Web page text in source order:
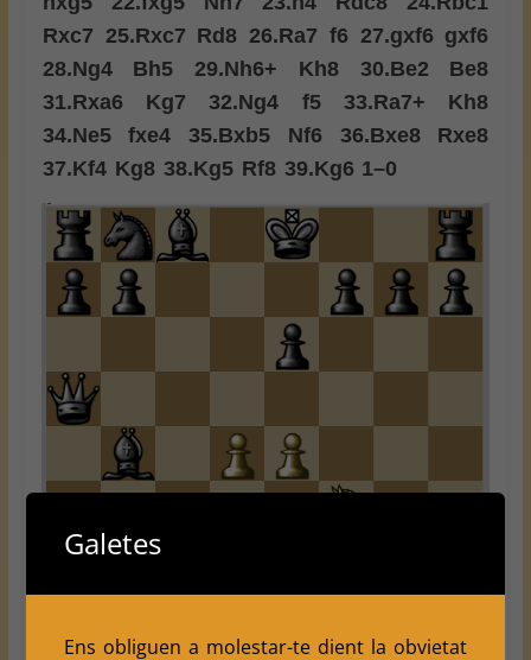
Rxc7 25.Rxc7 Rd8 26.Ra7 f6 27.gxf6 gxf6
28.Ng4 Bh5 29.Nh6+ Kh8 30.Be2
Be8
31.Rxa6 Kg7 32.Ng4 f5 33.Ra7+
Kh8
34.Ne5 fxe4 35.Bxb5 Nf6 36.Bxe8
Rxe8
37.Kf4 Kg8 38.Kg5 Rf8 39.Kg6 1–0
Galetes
Ens obliguen a molestar-te dient la obvietat